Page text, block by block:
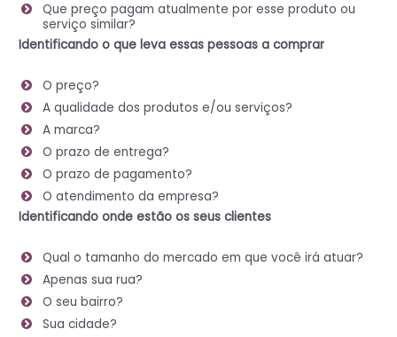
Que preço pagam atualmente por esse produto ou
serviço similar?
Identificando o que leva essas pessoas a comprar
O preço?
A qualidade dos produtos e/ou serviços?
A marca?
O prazo de entrega?
O prazo de pagamento?
O atendimento da empresa?
Identificando onde estão os seus clientes
Qual o tamanho do mercado em que você irá atuar?
Apenas sua rua?
O seu bairro?
Sua cidade?